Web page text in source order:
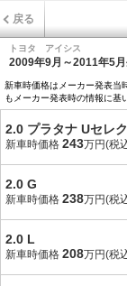
戻る
トヨタ アイシス
2009年9月～2011年5
新車時価格はメーカー発表当
もメーカー発表時の情報に基
2.0 プラタナ Uセレ
新車時価格 243万円(税
2.0 G
新車時価格 238万円(税
2.0 L
新車時価格 208万円(税